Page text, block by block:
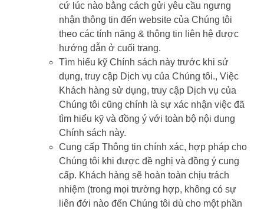
cứ lúc nào bằng cách gửi yêu cầu ngưng
nhận thông tin đến website của Chúng tôi
theo các tính năng & thông tin liên hệ được
hướng dẫn ở cuối trang.
Tìm hiểu kỹ Chính sách này trước khi sử
dụng, truy cập Dịch vụ của Chúng tôi., Việc
Khách hàng sử dụng, truy cập Dịch vụ của
Chúng tôi cũng chính là sự xác nhận việc đã
tìm hiểu kỹ và đồng ý với toàn bộ nội dung
Chính sách này.
Cung cấp Thông tin chính xác, hợp pháp cho
Chúng tôi khi được đề nghị và đồng ý cung
cấp. Khách hàng sẽ hoàn toàn chịu trách
nhiệm (trong mọi trường hợp, không có sự
liên đới nào đến Chúng tôi dù cho một phần